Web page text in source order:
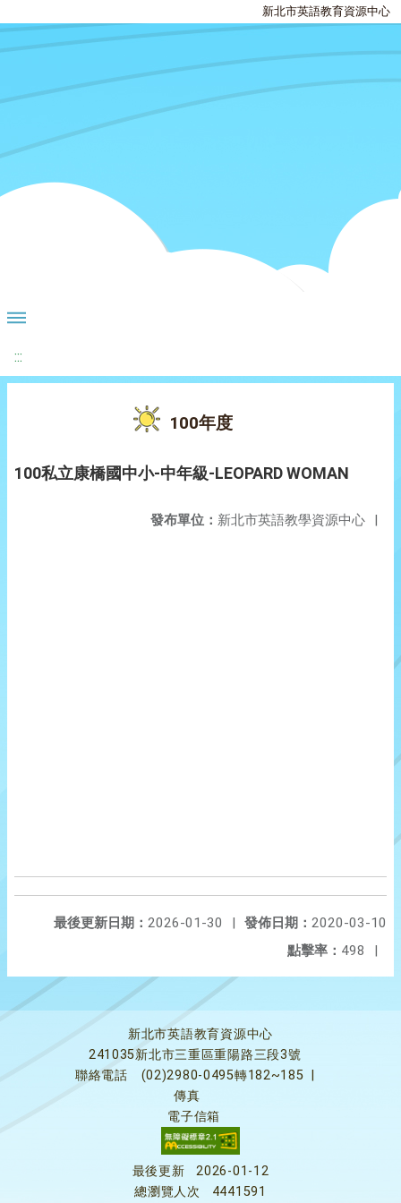
新北市英語教育資源中心
:::
100年度
100私立康橋國中小-中年級-LEOPARD WOMAN
發布單位： 新北市英語教學資源中心 |
發佈日期： 2020-03-10
最後更新日期： 2026-01-30
|
點擊率： 498 |
新北市英語教育資源中心
241035新北市三重區重陽路三段3號
聯絡電話
(02)2980-0495轉182~185
傳真
電子信箱
最後更新
2026-01-12
總瀏覽人次
4441591